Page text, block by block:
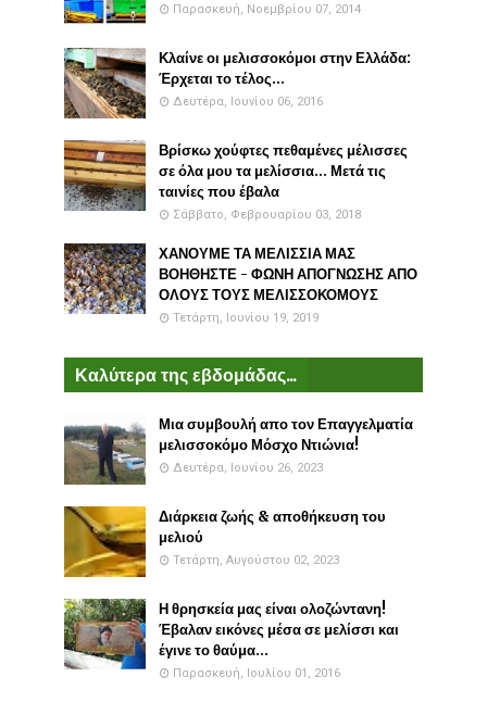
Παρασκευή, Νοεμβρίου 07, 2014
Κλαίνε οι μελισσοκόμοι στην Ελλάδα:
Έρχεται το τέλος...
Δευτέρα, Ιουνίου 06, 2016
Βρίσκω χούφτες πεθαμένες μέλισσες
σε όλα μου τα μελίσσια... Μετά τις
ταινίες που έβαλα
Σάββατο, Φεβρουαρίου 03, 2018
ΧΑΝΟΥΜΕ ΤΑ ΜΕΛΙΣΣΙΑ ΜΑΣ
ΒΟΗΘΗΣΤΕ - ΦΩΝΗ ΑΠΟΓΝΩΣΗΣ ΑΠΟ
ΟΛΟΥΣ ΤΟΥΣ ΜΕΛΙΣΣΟΚΟΜΟΥΣ
Τετάρτη, Ιουνίου 19, 2019
Καλύτερα της εβδομάδας...
Μια συμβουλή απο τον Επαγγελματία
μελισσοκόμο Μόσχο Ντιώνια!
Δευτέρα, Ιουνίου 26, 2023
Διάρκεια ζωής & αποθήκευση του
μελιού
Τετάρτη, Αυγούστου 02, 2023
Η θρησκεία μας είναι ολοζώντανη!
Έβαλαν εικόνες μέσα σε μελίσσι και
έγινε το θαύμα...
Παρασκευή, Ιουλίου 01, 2016